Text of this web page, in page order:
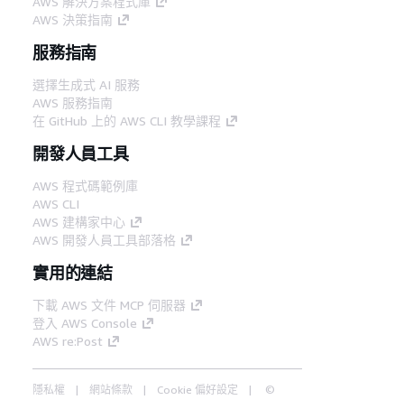
AWS 決策指南
服務指南
選擇生成式 AI 服務
AWS 服務指南
在 GitHub 上的 AWS CLI 教學課程
開發人員工具
AWS 程式碼範例庫
AWS CLI
AWS 建構家中心
AWS 開發人員工具部落格
實用的連結
下載 AWS 文件 MCP 伺服器
登入 AWS Console
AWS re:Post
隱私權 網站條款 Cookie 偏好設定 ©